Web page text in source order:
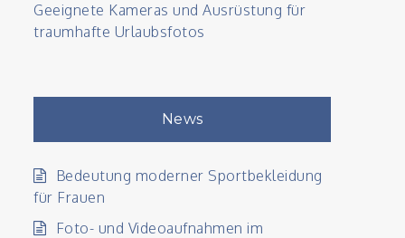
Geeignete Kameras und Ausrüstung für
traumhafte Urlaubsfotos
News
Bedeutung moderner Sportbekleidung
für Frauen
Foto- und Videoaufnahmen im